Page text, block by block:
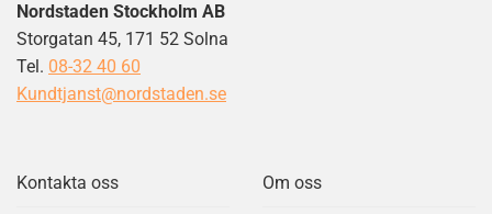
Nordstaden Stockholm AB
Storgatan 45, 171 52 Solna
Tel. 08-32 40 60
Kundtjanst@nordstaden.se
Kontakta oss Om oss